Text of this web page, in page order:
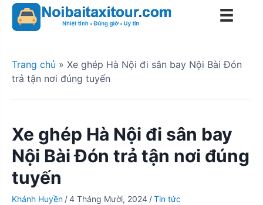
Trang chủ » Xe ghép Hà Nội đi sân bay Nội Bài Đón
trả tận nơi đúng tuyến
Xe ghép Hà Nội đi sân bay
Nội Bài Đón trả tận nơi đúng
tuyến
Khánh Huyền /4 Tháng Mười, 2024 /Tin tức